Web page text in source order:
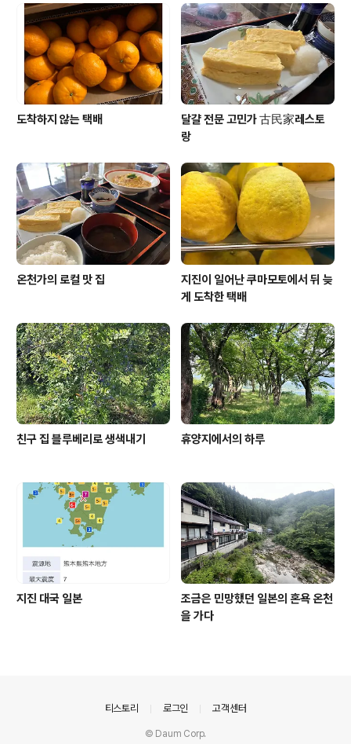
게의 실내는 깔끔했지만 예상외로 너무 좁았다 베이커리
카페지만 빵의 종류는 많지 않았다 음 … 이게 아닌데 싶었
지만 일단 주문을 하고 옆 문으로 나오니커다란 나무 그늘
아래 염소 한 마리가 낮잠을 자고 있었..
도착하지 않는 택배
달걀 전문 고민가 古民家레스토
랑
온천가의 로컬 맛 집
지진이 일어난 쿠마모토에서 뒤 늦
게 도착한 택배
친구 집 블루베리로 생색내기 휴양지에서의 하루
지진 대국 일본
조금은 민망했던 일본의 혼욕 온천
을 가다
티스토리 로그인 고객센터
© Daum Corp.